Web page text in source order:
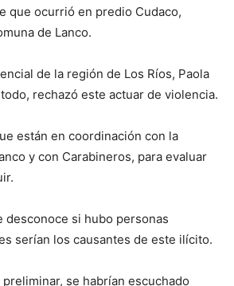
que ocurrió en predio Cudaco,
de Lanco.
de la región de Los Ríos, Paola
rechazó este actuar de violencia.
están en coordinación con la
y con Carabineros, para evaluar
desconoce si hubo personas
serían los causantes de este ilícito.
se habrían escuchado